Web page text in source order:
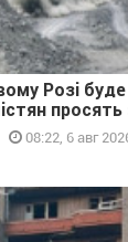
Розі
просять
08:22, 6 авг